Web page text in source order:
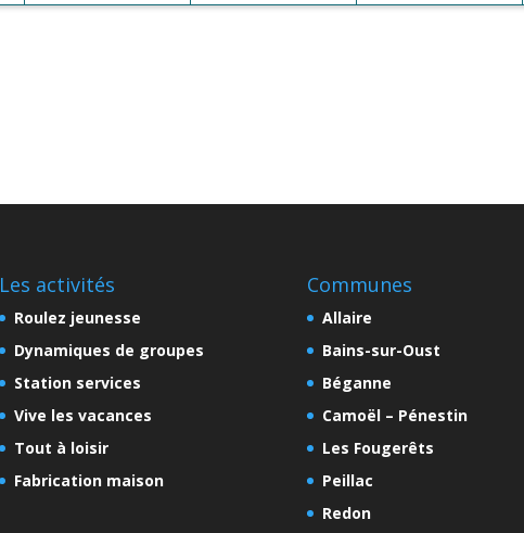
Les activités
Roulez jeunesse
Dynamiques de groupes
Station services
Vive les vacances
Tout à loisir
Fabrication maison
Communes
Allaire
Bains-sur-Oust
Béganne
Camoël – Pénestin
Les Fougerêts
Peillac
Redon